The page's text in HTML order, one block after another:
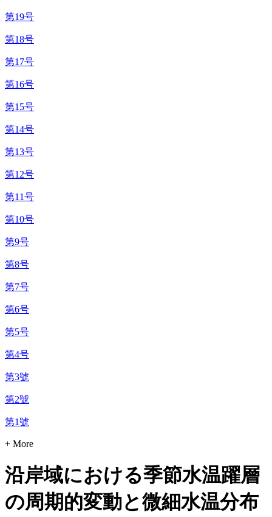
第19号
第18号
第17号
第16号
第15号
第14号
第13号
第12号
第11号
第10号
第9号
第8号
第7号
第6号
第5号
第4号
第3號
第2號
第1號
+ More
沿岸域における季節水温躍層
の周期的変動と微細水温分布